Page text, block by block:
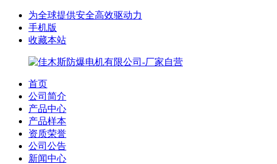
为全球提供安全高效驱动力
手机版
收藏本站
首页
公司简介
产品中心
产品样本
资质荣誉
公司公告
新闻中心